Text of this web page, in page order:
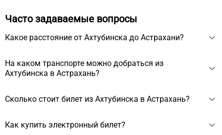
Часто задаваемые вопросы
Какое расстояние от Ахтубинска до Астрахани?
км.
На каком транспорте можно добраться из
Ахтубинска в Астрахань?
примерно за 5 ч 5 мин или на поезде за 3 ч 49 мин.
Сколько стоит билет из Ахтубинска в Астрахань?
от 1464 ₽, зависит от выбранного транспорта, сезона, даты
Как купить электронный билет?